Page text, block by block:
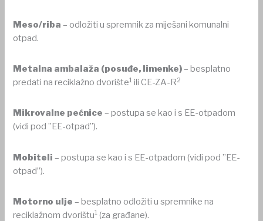
Meso/riba – odložiti u spremnik za miješani komunalni
otpad.
Metalna ambalaža (posuđe, limenke)– besplatno
predati na reciklažno dvorište1 ili CE-ZA-R2
Mikrovalne pećnice – postupa se kao i s EE-otpadom
(vidi pod ”EE-otpad”).
Mobiteli – postupa se kao i s EE-otpadom (vidi pod ”EE-
otpad”).
Motorno ulje – besplatno odložiti u spremnike na
reciklažnom dvorištu1 (za građane).